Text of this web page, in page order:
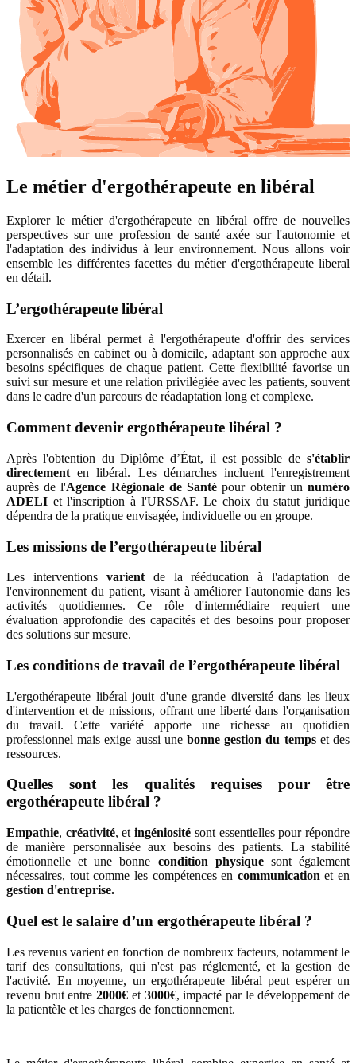
Le métier d'ergothérapeute en libéral
Explorer le métier d'ergothérapeute en libéral offre de nouvelles
perspectives sur une profession de santé axée sur l'autonomie et
l'adaptation des individus à leur environnement. Nous allons voir
ensemble les différentes facettes du métier d'ergothérapeute liberal
en détail.
L’ergothérapeute libéral
Exercer en libéral permet à l'ergothérapeute d'offrir des services
personnalisés en cabinet ou à domicile, adaptant son approche aux
besoins spécifiques de chaque patient. Cette flexibilité favorise un
suivi sur mesure et une relation privilégiée avec les patients, souvent
dans le cadre d'un parcours de réadaptation long et complexe.
Comment devenir ergothérapeute libéral ?
Après l'obtention du Diplôme d’État, il est possible de s'établir
directementen libéral. Les démarches incluent l'enregistrement
auprès de l'Agence Régionale de Santépour obtenir un numéro
ADELI et l'inscription à l'URSSAF. Le choix du statut juridique
dépendra de la pratique envisagée, individuelle ou en groupe.
Les missions de l’ergothérapeute libéral
Les interventions varient de la rééducation à l'adaptation de
l'environnement du patient, visant à améliorer l'autonomie dans les
activités quotidiennes. Ce rôle d'intermédiaire requiert une
évaluation approfondie des capacités et des besoins pour proposer
des solutions sur mesure.
Les conditions de travail de l’ergothérapeute libéral
L'ergothérapeute libéral jouit d'une grande diversité dans les lieux
d'intervention et de missions, offrant une liberté dans l'organisation
du travail. Cette variété apporte une richesse au quotidien
professionnel mais exige aussi unebonne gestion du tempset des
ressources.
Quelles sont les qualités requises pour être
ergothérapeute libéral ?
Empathie, créativité, etingéniosité sont essentielles pour répondre
de manière personnalisée aux besoins des patients. La stabilité
émotionnelle et une bonne condition physiquesont également
nécessaires, tout comme les compétences en communicationet en
gestion d'entreprise.
Quel est le salaire d’un ergothérapeute libéral ?
Les revenus varient en fonction de nombreux facteurs, notamment le
tarif des consultations, qui n'est pas réglementé, et la gestion de
l'activité. En moyenne, un ergothérapeute libéral peut espérer un
revenu brut entre2000€ et 3000€, impacté par le développement de
la patientèle et les charges de fonctionnement.